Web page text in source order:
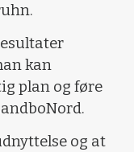
kan
plan og føre
og at